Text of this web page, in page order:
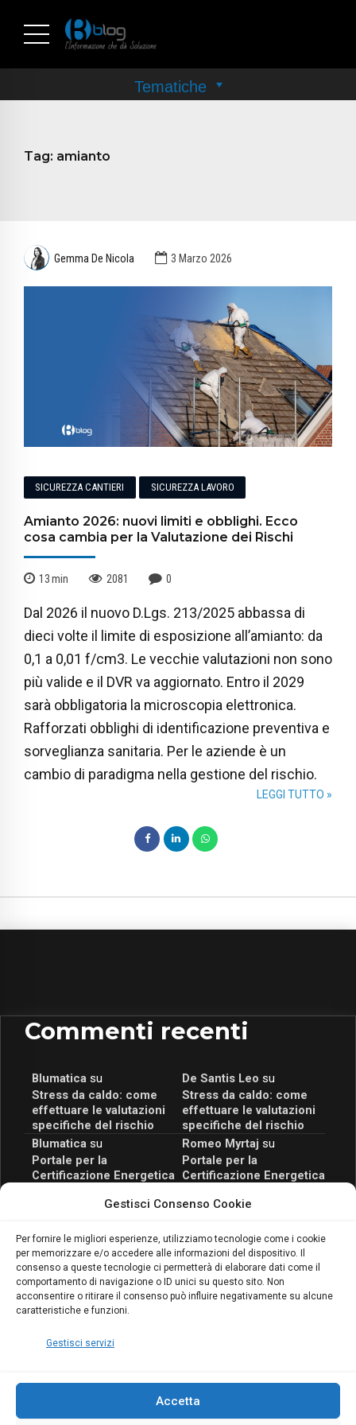
Gestisci Consenso Cookie
Per fornire le migliori esperienze, utilizziamo tecnologie come i cookie
per memorizzare e/o accedere alle informazioni del dispositivo. Il
consenso a queste tecnologie ci permetterà di elaborare dati come il
comportamento di navigazione o ID unici su questo sito. Non
acconsentire o ritirare il consenso può influire negativamente su alcune
caratteristiche e funzioni.
Gestisci servizi
Accetta
Tag: amianto
Gemma De Nicola 3 Marzo 2026
SICUREZZA CANTIERI SICUREZZA LAVORO
Amianto 2026: nuovi limiti e obblighi. Ecco
cosa cambia per la Valutazione dei Rischi
13min 2081 0
Dal 2026 il nuovo D.Lgs. 213/2025 abbassa di
dieci volte il limite di esposizione all’amianto: da
0,1 a 0,01 f/cm3. Le vecchie valutazioni non sono
più valide e il DVR va aggiornato. Entro il 2029
sarà obbligatoria la microscopia elettronica.
Rafforzati obblighi di identificazione preventiva e
sorveglianza sanitaria. Per le aziende è un
cambio di paradigma nella gestione del rischio.
LEGGI TUTTO »
Commenti recenti
Blumaticasu
Stress da caldo: come
effettuare le valutazioni
specifiche del rischio
De Santis Leo su
Stress da caldo: come
effettuare le valutazioni
specifiche del rischio
Blumaticasu
Portale per la
Certificazione Energetica
scopri il Corso Blumatica
Romeo Myrtaj su
Portale per la
Certificazione Energetica
scopri il Corso Blumatica
Blumaticasu
Coordinatore della
Sicurezza: cosa è
richiesto per abilitazione
e aggiornamento